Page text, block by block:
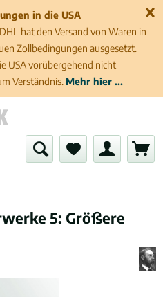
in die USA
hat den Versand von Waren in
Zollbedingungen ausgesetzt.
USA vorübergehend nicht
Verständnis. Mehr hier ...
5: Größere